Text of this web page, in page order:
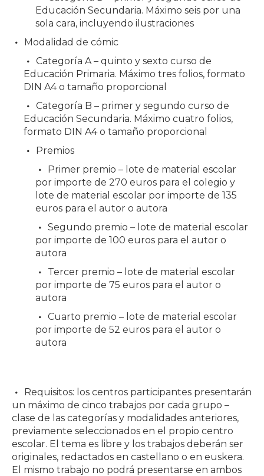
Educación Secundaria. Máximo seis por una
sola cara, incluyendo ilustraciones
Modalidad de cómic
Categoría A – quinto y sexto curso de
Educación Primaria. Máximo tres folios, formato
DIN A4 o tamaño proporcional
Categoría B – primer y segundo curso de
Educación Secundaria. Máximo cuatro folios,
formato DIN A4 o tamaño proporcional
Premios
Primer premio – lote de material escolar
por importe de 270 euros para el colegio y
lote de material escolar por importe de 135
euros para el autor o autora
Segundo premio – lote de material escolar
por importe de 100 euros para el autor o
autora
Tercer premio – lote de material escolar
por importe de 75 euros para el autor o
autora
Cuarto premio – lote de material escolar
por importe de 52 euros para el autor o
autora
Requisitos: los centros participantes presentarán
un máximo de cinco trabajos por cada grupo –
clase de las categorías y modalidades anteriores,
previamente seleccionados en el propio centro
escolar. El tema es libre y los trabajos deberán ser
originales, redactados en castellano o en euskera.
El mismo trabajo no podrá presentarse en ambos